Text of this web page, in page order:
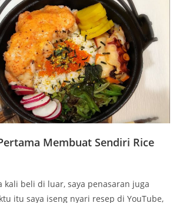
Membuat Sendiri Rice
kali beli di luar, saya penasaran juga
itu saya iseng nyari resep di YouTube,